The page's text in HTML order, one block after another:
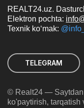
REALT24.uz.
Elektron pochta:
Texnik ko‘mak:
TELEGRAM
© Realt24 — Saytdan
ko'paytirish,